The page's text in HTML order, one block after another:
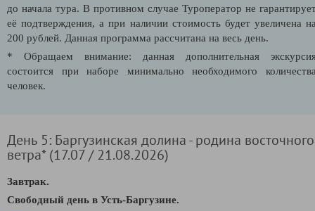
до начала тура. В противном случае Туроператор не
её подтверждения, а при наличии стоимость будет увеличена
200 рублей. Данная программа рассчитана на весь день.
* Обращаем внимание: данная дополнительная
состоится при наборе минимально необходимого
человек.
День 5: Баргузинская долина - родина восточного
ветра* (17.07 / 21.08.2026)
Завтрак.
Свободный день в Усть-Баргузине.